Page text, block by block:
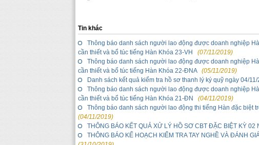
Tin khác
Thông báo danh sách người lao động được doanh nghiệp
cần thiết và bổ túc tiếng Hàn Khóa 23-VH
(07/11/2019)
Thông báo danh sách người lao động được doanh nghiệp
cần thiết và bổ túc tiếng Hàn Khóa 22-ĐNA
(05/11/2019)
Danh sách kết quả kiểm tra hồ sơ thanh lý ký quỹ ngày 04/11/
Thông báo danh sách người lao động được doanh nghiệp
cần thiết và bổ túc tiếng Hàn Khóa 21-ĐN
(04/11/2019)
Thông báo danh sách người lao động thi tiếng Hàn đặc biệt
(04/11/2019)
THÔNG BÁO KẾT QUẢ XỬ LÝ HỒ SƠ CBT ĐẶC BIỆT KỲ 02
THÔNG BÁO KẾ HOẠCH KIỂM TRA TAY NGHỀ VÀ ĐÁNH